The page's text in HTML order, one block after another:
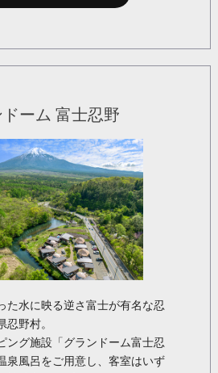
ドーム 富士忍野
た水に映る逆さ富士が有名な忍
忍野村。
ング施設「グランドーム富士忍
泉風呂をご用意し、客室はいず